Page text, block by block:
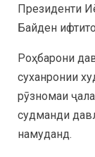
Президенти
Байден
Роҳбарони
суханронии
рӯзномаи
судманди
намуданд.